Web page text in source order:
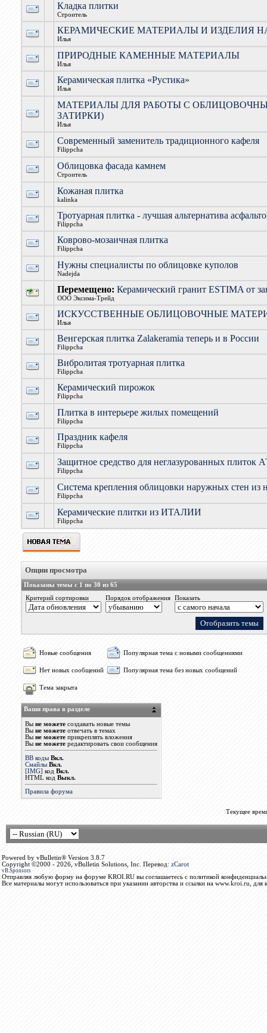
Кладка плитки
Строитель
КЕРАМИЧЕСКИЕ МАТЕРИАЛЫ И ИЗДЕЛИЯ
Илья
ПРИРОДНЫЕ КАМЕННЫЕ МАТЕРИАЛЫ
Илья
Керамическая плитка «Рустика»
Илья
МАТЕРИАЛЫ ДЛЯ РАБОТЫ С
ЗАТИРКИ)
Илья
Современный заменитель традиционного кафеля
Filippcha
Облицовка фасада камнем
Строитель
Кожаная плитка
kalinka
Тротуарная плитка - лучшая альтернатива
Filippcha
Коврово-мозаичная плитка
Filippcha
Нужны специалисты по облицовке куполов
Nadejda
Перемещено: Керамический гранит ESTIMA от
ООО Эксима-Трейд
ИСКУССТВЕННЫЕ ОБЛИЦОВОЧНЫЕ
Илья
Венгерская плитка Zalakeramia теперь и в России
Filippcha
Вибролитая тротуарная плитка
Filippcha
Керамический пирожок
Filippcha
Плитка в интерьере жилых помещений
Filippcha
Праздник кафеля
Filippcha
Защитное средство для неглазурованных
Filippcha
Система крепления облицовки наружных стен из
Filippcha
Керамические плитки из ИТАЛИИ
Filippcha
Опции просмотра
Показаны темы с 1 по 30 из 65
Критерий сортировки
Порядок отображения Показать
Новые сообщения Популярная тема с новыми сообщениями
Нет новых сообщений Популярная тема без новых сообщений
Тема закрыта
Ваши права в разделе
Вы не можетесоздавать новые темы
Вы не можетеотвечать в темах
Вы не можетеприкреплять вложения
Вы не можетередактировать свои сообщения
BB коды Вкл.
Смайлы Вкл.
[IMG] код Вкл.
HTML код Выкл.
Правила форума
Текущее
Powered by vBulletin® Version 3.8.7
Copyright ©2000 - 2026, vBulletin Solutions, Inc. Перевод: zCarot
vB.Sponsors
Отправляя любую форму на форуме KROI.RU вы соглашаетесь с политикой
Все материалы могут использоваться при указании авторства и ссылки на www.kroi.ru, для